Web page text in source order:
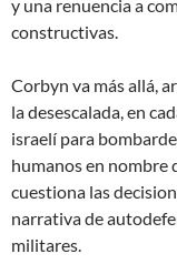
y una renuencia a
constructivas.
Corbyn va más allá,
la desescalada, en
israelí para
humanos en nombre
cuestiona las
narrativa de
militares.